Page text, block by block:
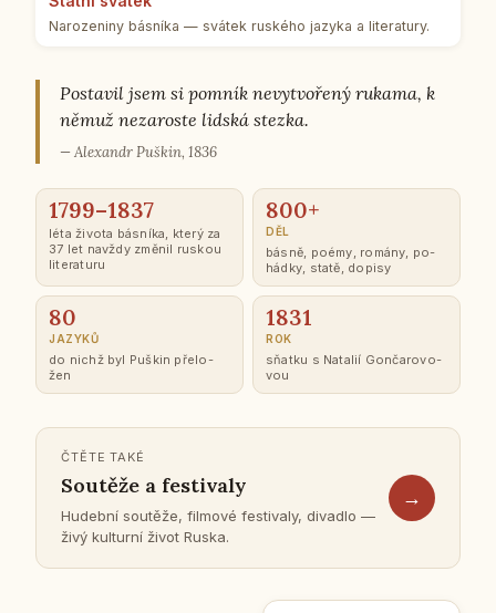
Na­ro­ze­ni­ny bás­ní­ka — svátek rus­ké­ho jazyka a li­te­ra­tu­ry.
Po­sta­vil jsem si pomník ne­vy­tvo­ře­ný rukama, k
němuž ne­za­ros­te lidská stezka.
— Ale­xan­dr Puškin, 1836
1799–1837
léta života bás­ní­ka, který za
37 let navždy změnil ruskou
li­te­ra­tu­ru
800+
DĚL
básně, poémy, romány, po­
hád­ky, statě, dopisy
80
JAZYKŮ
do nichž byl Puškin pře­lo­
žen
1831
ROK
sňatku s Na­ta­lií Gon­ča­ro­vo­
vou
ČTĚTE TAKÉ
Sou­tě­že a fes­ti­va­ly
Hu­deb­ní sou­tě­že, fil­mo­vé fes­ti­va­ly, di­va­dlo —
živý kul­tur­ní život Ruska.
→